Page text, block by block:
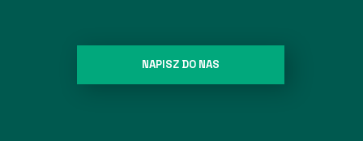
NAPISZ DO NAS